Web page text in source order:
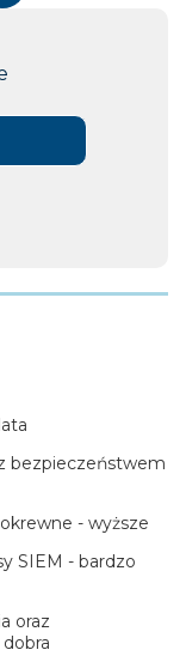
bezpieczeństwem
- wyższe
SIEM - bardzo
oraz